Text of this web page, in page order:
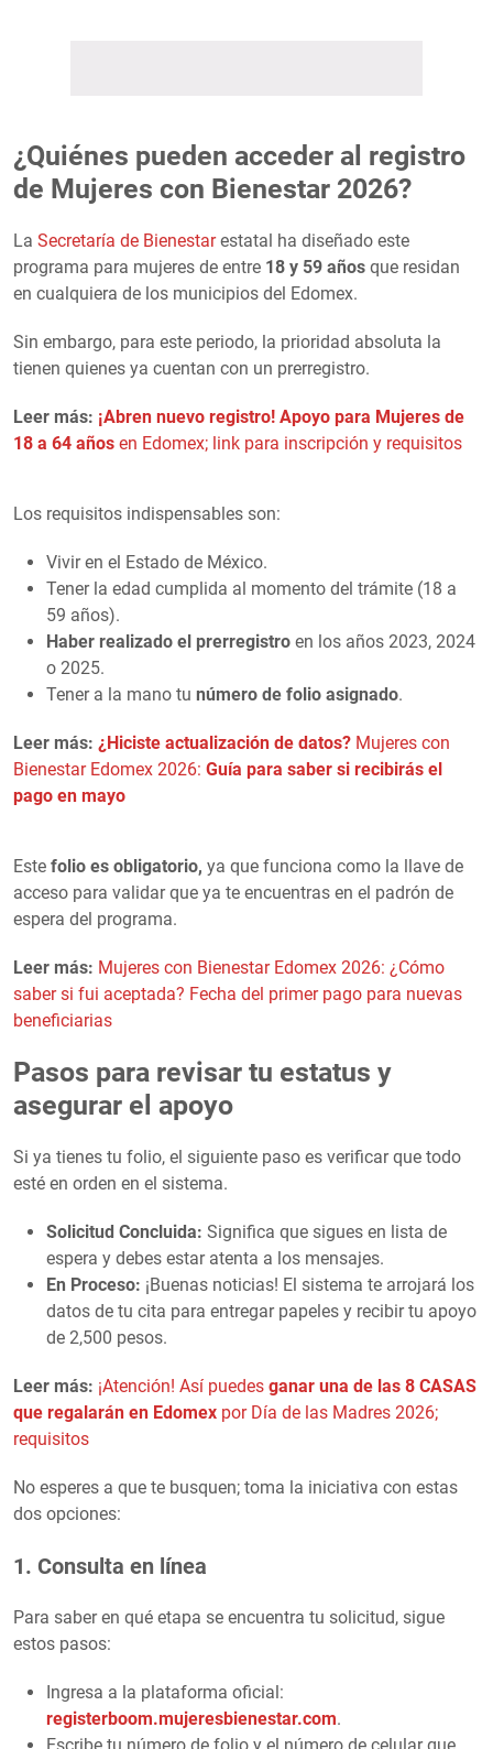
¿Quiénes pueden acceder al registro
de Mujeres con Bienestar 2026?
La Secretaría de Bienestarestatal ha diseñado este
programa para mujeres de entre 18 y 59 años que residan
en cualquiera de los municipios del Edomex.
Sin embargo, para este periodo, la prioridad absoluta la
tienen quienes ya cuentan con un prerregistro.
Leer más: ¡Abren nuevo registro! Apoyo para Mujeres de
18 a 64 años en Edomex; link para inscripción y requisitos
Los requisitos indispensables son:
Vivir en el Estado de México.
Tener la edad cumplida al momento del trámite (18 a
59 años).
Haber realizado el prerregistro en los años 2023, 2024
o 2025.
Tener a la mano tu número de folio asignado.
Leer más: ¿Hiciste actualización de datos? Mujeres con
Bienestar Edomex 2026: Guía para saber si recibirás el
pago en mayo
Este folio es obligatorio, ya que funciona como la llave de
acceso para validar que ya te encuentras en el padrón de
espera del programa.
Leer más: Mujeres con Bienestar Edomex 2026: ¿Cómo
saber si fui aceptada? Fecha del primer pago para nuevas
beneficiarias
Pasos para revisar tu estatus y
asegurar el apoyo
Si ya tienes tu folio, el siguiente paso es verificar que todo
esté en orden en el sistema.
Solicitud Concluida: Significa que sigues en lista de
espera y debes estar atenta a los mensajes.
En Proceso: ¡Buenas noticias! El sistema te arrojará los
datos de tu cita para entregar papeles y recibir tu apoyo
de 2,500 pesos.
Leer más: ¡Atención! Así puedes ganar una de las 8 CASAS
que regalarán en Edomex por Día de las Madres 2026;
requisitos
No esperes a que te busquen; toma la iniciativa con estas
dos opciones:
1. Consulta en línea
Para saber en qué etapa se encuentra tu solicitud, sigue
estos pasos:
Ingresa a la plataforma oficial:
registerboom.mujeresbienestar.com.